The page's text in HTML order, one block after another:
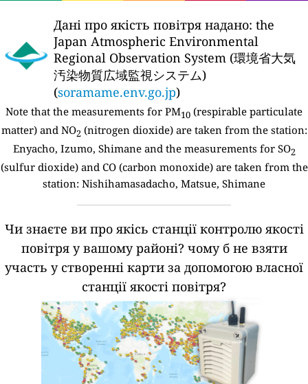
Дані про якість повітря надано: the
Japan Atmospheric Environmental
Regional Observation System (環境省大気
汚染物質広域監視システム)
(soramame.env.go.jp)
Note that the measurements for PM10 (respirable particulate
matter) and NO2 (nitrogen dioxide) are taken from the station:
Enyacho, Izumo, Shimane and the measurements for SO2
(sulfur dioxide) and CO (carbon monoxide) are taken from the
station: Nishihamasadacho, Matsue, Shimane
Чи знаєте ви про якісь станції контролю якості
повітря у вашому районі? чому б не взяти
участь у створенні карти за допомогою власної
станції якості повітря?